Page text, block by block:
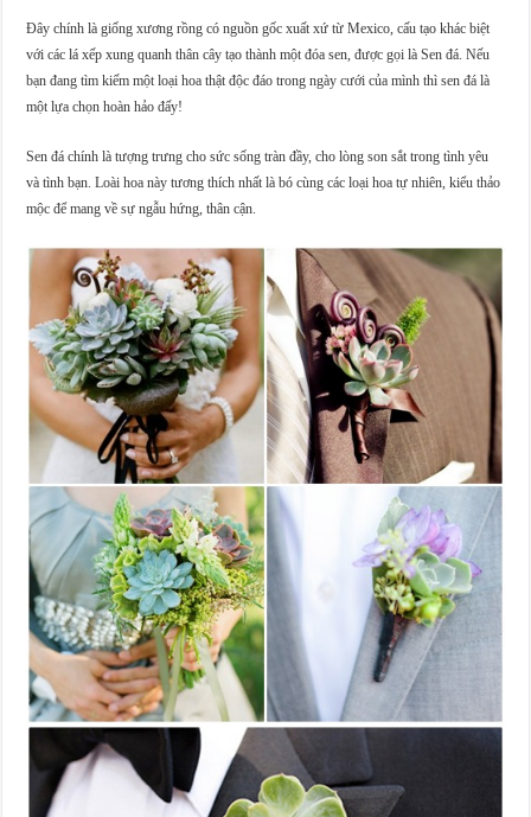
Đây chính là giống xương rồng có nguồn gốc xuất xứ từ Mexico, cấu tạo khác biệt
với các lá xếp xung quanh thân cây tạo thành một đóa sen, được gọi là Sen đá. Nếu
bạn đang tìm kiếm một loại hoa thật độc đáo trong ngày cưới của mình thì sen đá là
một lựa chọn hoàn hảo đấy!
Sen đá chính là tượng trưng cho sức sống tràn đầy, cho lòng son sắt trong tình yêu
và tình bạn. Loài hoa này tương thích nhất là bó cùng các loại hoa tự nhiên, kiểu thảo
mộc để mang về sự ngẫu hứng, thân cận.